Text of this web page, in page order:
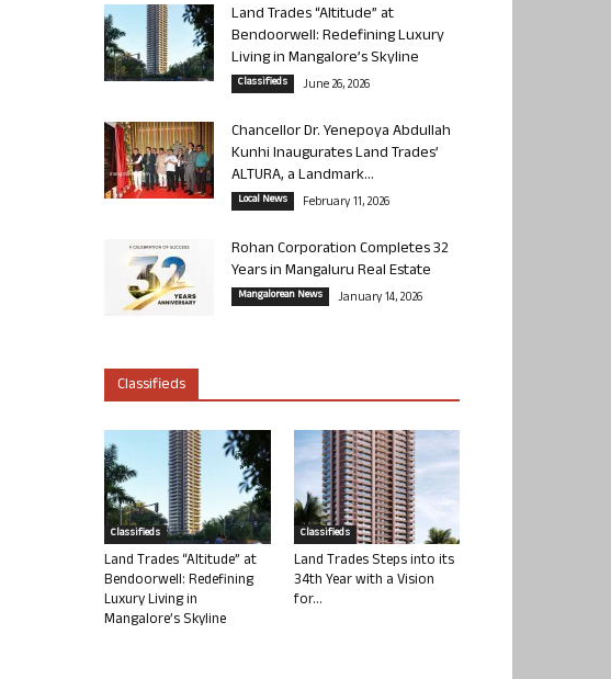
Land Trades “Altitude” at
Bendoorwell: Redefining Luxury
Living in Mangalore’s Skyline
Classifieds June 26, 2026
Chancellor Dr. Yenepoya Abdullah
Kunhi Inaugurates Land Trades’
ALTURA, a Landmark...
Local News February 11, 2026
Rohan Corporation Completes 32
Years in Mangaluru Real Estate
Mangalorean News January 14, 2026
Classifieds
Classifieds
Land Trades “Altitude” at
Bendoorwell: Redefining
Luxury Living in
Mangalore’s Skyline
Classifieds
Land Trades Steps into its
34th Year with a Vision
for...